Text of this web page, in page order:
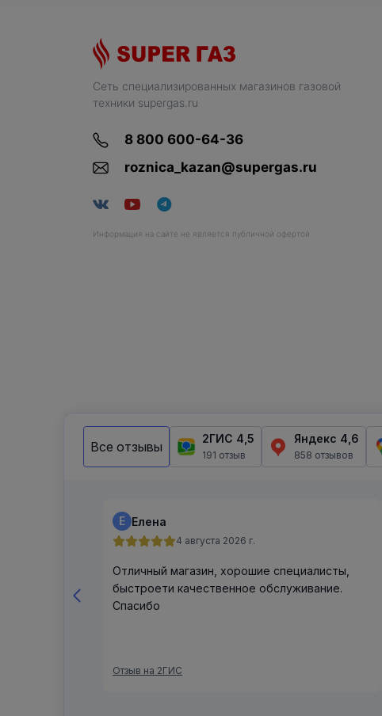
Сеть специализированных магазинов газовой
техники supergas.ru
8 800 600-64-36
roznica_kazan@supergas.ru
Информация на сайте не является публичной офертой